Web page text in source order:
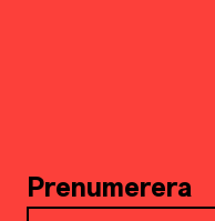
Prenumerera